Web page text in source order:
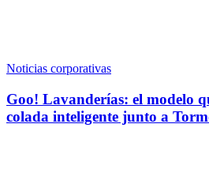
Noticias corporativas
Goo! Lavanderías: el modelo
colada inteligente junto a